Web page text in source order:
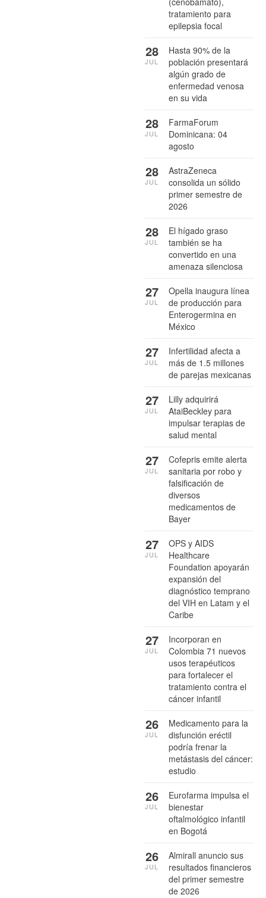
tratamiento para
epilepsia focal
Hasta 90% de la
población presentará
algún grado de
enfermedad venosa
en su vida
28
JUL
FarmaForum
Dominicana: 04
agosto
28
JUL
AstraZeneca
consolida un sólido
primer semestre de
2026
28
JUL
El hígado graso
también se ha
convertido en una
amenaza silenciosa
28
JUL
Opella inaugura línea
de producción para
Enterogermina en
México
27
JUL
Infertilidad afecta a
más de 1.5 millones
de parejas mexicanas
27
JUL
Lilly adquirirá
AtaiBeckley para
impulsar terapias de
salud mental
27
JUL
Cofepris emite alerta
sanitaria por robo y
falsificación de
diversos
medicamentos de
Bayer
27
JUL
OPS y AIDS
Healthcare
Foundation apoyarán
expansión del
diagnóstico temprano
del VIH en Latam y el
Caribe
27
JUL
Incorporan en
Colombia 71 nuevos
usos terapéuticos
para fortalecer el
tratamiento contra el
cáncer infantil
27
JUL
Medicamento para la
disfunción eréctil
podría frenar la
metástasis del cáncer:
estudio
26
JUL
Eurofarma impulsa el
bienestar
oftalmológico infantil
en Bogotá
26
JUL
Almirall anuncio sus
resultados financieros
del primer semestre
de 2026
26
JUL